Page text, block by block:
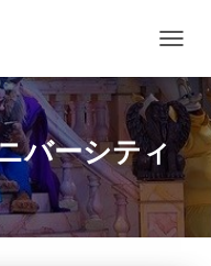
ビ
ゲ
ー
ョ
ン
を
切
バーシティ